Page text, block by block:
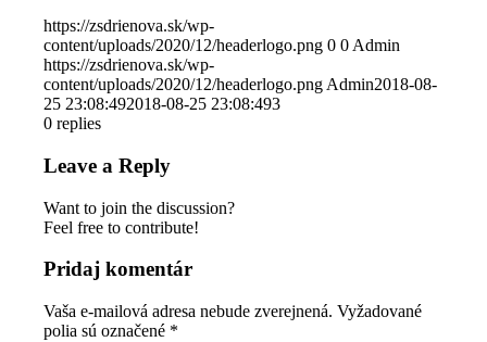
https://zsdrienova.sk/wp-
content/uploads/2020/12/headerlogo.png 0 0 Admin
https://zsdrienova.sk/wp-
content/uploads/2020/12/headerlogo.png Admin2018-08-
25 23:08:492018-08-25 23:08:493
0 replies
Leave a Reply
Want to join the discussion?
Feel free to contribute!
Pridaj komentár
Vaša e-mailová adresa nebude zverejnená. Vyžadované
polia sú označené *